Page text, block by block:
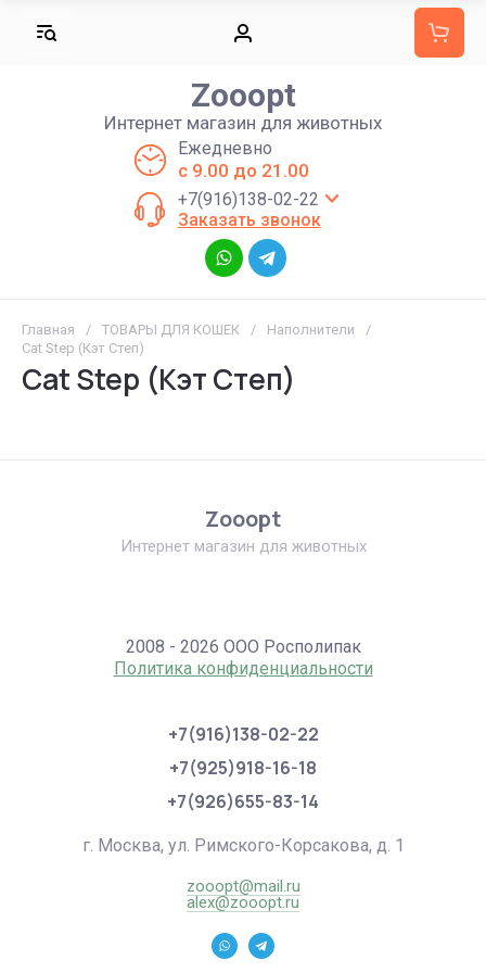
Zooopt
Интернет магазин для животных
Ежедневно
с 9.00 до 21.00
+7(916)138-02-22
Заказать звонок
Главная / ТОВАРЫ ДЛЯ КОШЕК / Наполнители
/
Cat Step (Кэт Степ)
Cat Step (Кэт Степ)
Zooopt
Интернет магазин для животных
2008 - 2026 ООО Росполипак
Политика конфиденциальности
+7(916)138-02-22
+7(925)918-16-18
+7(926)655-83-14
г. Москва, ул. Римского-Корсакова, д. 1
zooopt@mail.ru
alex@zooopt.ru